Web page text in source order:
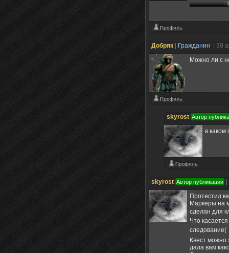
Добряк Гражданин
| 30
Можно ли с
skyrost Автор
в каком
skyrost Автор публикации
Протестил
Маркеры на
сделан для
Что
следование(
Квест можно
дала вам